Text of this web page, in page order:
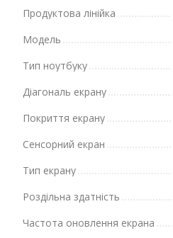
Продуктова лінійка
Модель
Тип ноутбуку
Діагональ екрану
Покриття екрану
Сенсорний екран
Тип екрану
Роздільна здатність
Частота оновлення екрана